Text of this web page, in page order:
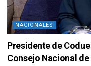
NACIONALES
Presidente de
Consejo Nacional